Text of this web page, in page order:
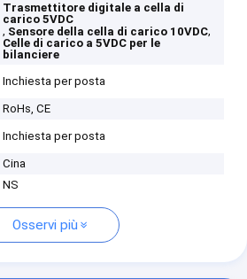
Trasmettitore digitale a cella di
carico 5VDC
, Sensore della cella di carico 10VDC,
Celle di carico a 5VDC per le
bilanciere
Inchiesta per posta
RoHs, CE
Inchiesta per posta
Cina
NS
Osservi più